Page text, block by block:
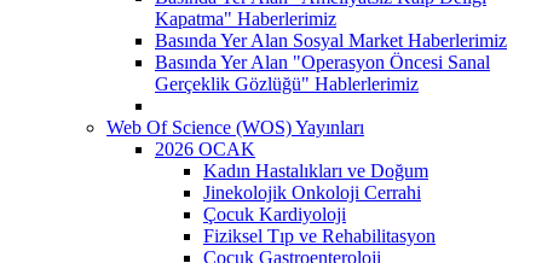
Kapatma" Haberlerimiz
Basında Yer Alan Sosyal Market Haberlerimiz
Basında Yer Alan "Operasyon Öncesi Sanal
Gerçeklik Gözlüğü" Hablerlerimiz
Web Of Science (WOS) Yayınları
2026 OCAK
Kadın Hastalıkları ve Doğum
Jinekolojik Onkoloji Cerrahi
Çocuk Kardiyoloji
Fiziksel Tıp ve Rehabilitasyon
Çocuk Gastroenteroloji